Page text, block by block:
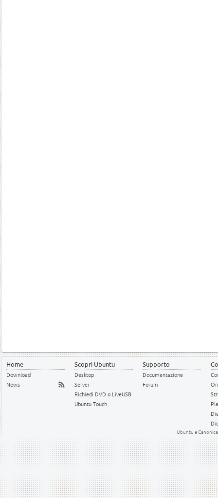
Home
Download
News
Scopri Ubuntu
Desktop
Server
Richiedi DVD o LiveUSB
Ubuntu Touch
Supporto
Documentazione
Forum
Ubuntu e